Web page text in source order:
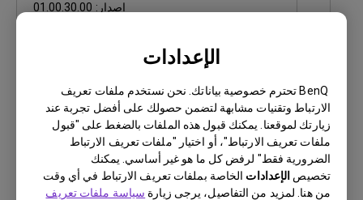
الإعدادات
BenQ تحترم خصوصية بياناتك. نحن نستخدم ملفات تعريف
الارتباط وتقنيات مشابهة لتضمن حصولك على أفضل تجربة عند
زيارتك لموقعنا. يمكنك قبول هذه الملفات بالضغط على "قبول
ملفات تعريف الارتباط"، أو اختيار "ملفات تعريف الارتباط
الضرورية فقط" لرفض كل ما هو غير أساسي. يمكنك
تخصيص الإعدادات الخاصة بملفات تعريف الارتباط في أي وقت
من هنا. لمزيد من التفاصيل، يرجى زيارة سياسة ملفات تعريف
إصدار: 01.00.30.00
تنزيل
Firmware